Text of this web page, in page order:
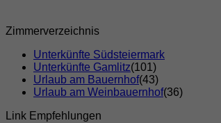
Zimmerverzeichnis
Unterkünfte Südsteiermark
Unterkünfte Gamlitz(101)
Urlaub am Bauernhof(43)
Urlaub am Weinbauernhof(36)
Link Empfehlungen